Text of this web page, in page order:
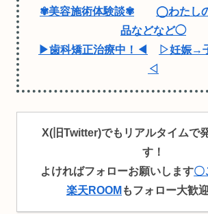
✾美容施術体験談✾
◯わたし
品などなど◯
▶歯科矯正治療中！◀
▷妊娠→
◁
X(旧Twitter)でもリアルタイムで
す！
よければフォローお願いします〇
楽天ROOM もフォロー大歓